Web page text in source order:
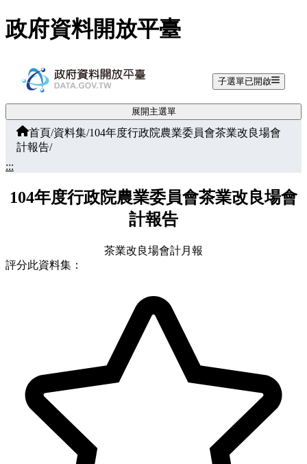
跳至主要內容
政府資料開放平臺
子選單已開啟
展開主選單
首頁/資料集/104年度行政院農業委員會茶業改良場會
計報告/
:::
104年度行政院農業委員會茶業改良場會
計報告
茶業改良場會計月報
評分此資料集：